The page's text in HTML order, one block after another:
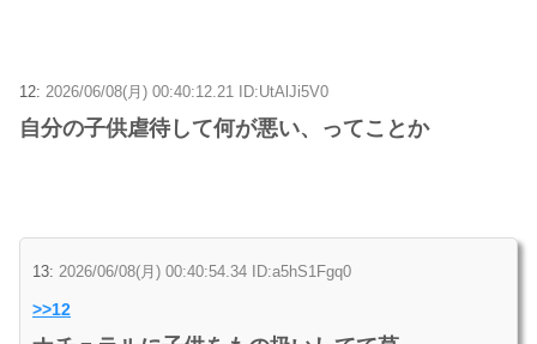
12: 2026/06/08(月) 00:40:12.21 ID:UtAlJi5V0
自分の子供虐待して何が悪い、ってことか
13: 2026/06/08(月) 00:40:54.34 ID:a5hS1Fgq0
>>12